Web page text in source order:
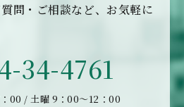
問・ご相談など、お気軽に
34-4761
00 / 土曜 9：00〜12：00